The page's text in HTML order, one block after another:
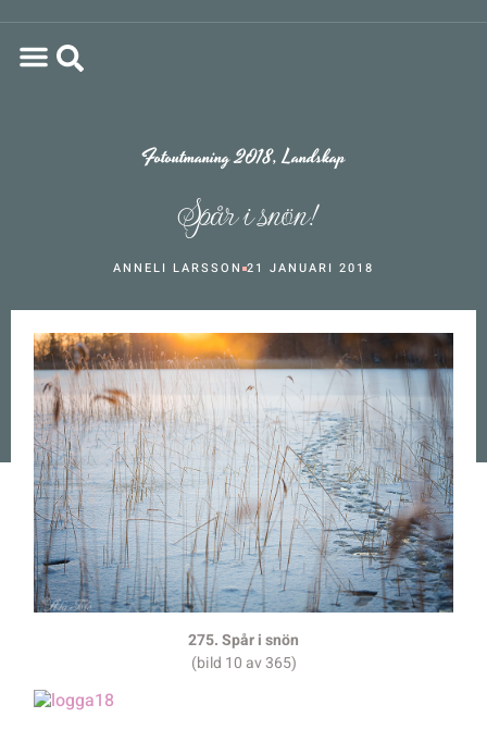
Fotoutmaning 2018,Landskap
Spår i snön!
ANNELI LARSSON 21 JANUARI 2018
275. Spår i snön
(bild 10 av 365)